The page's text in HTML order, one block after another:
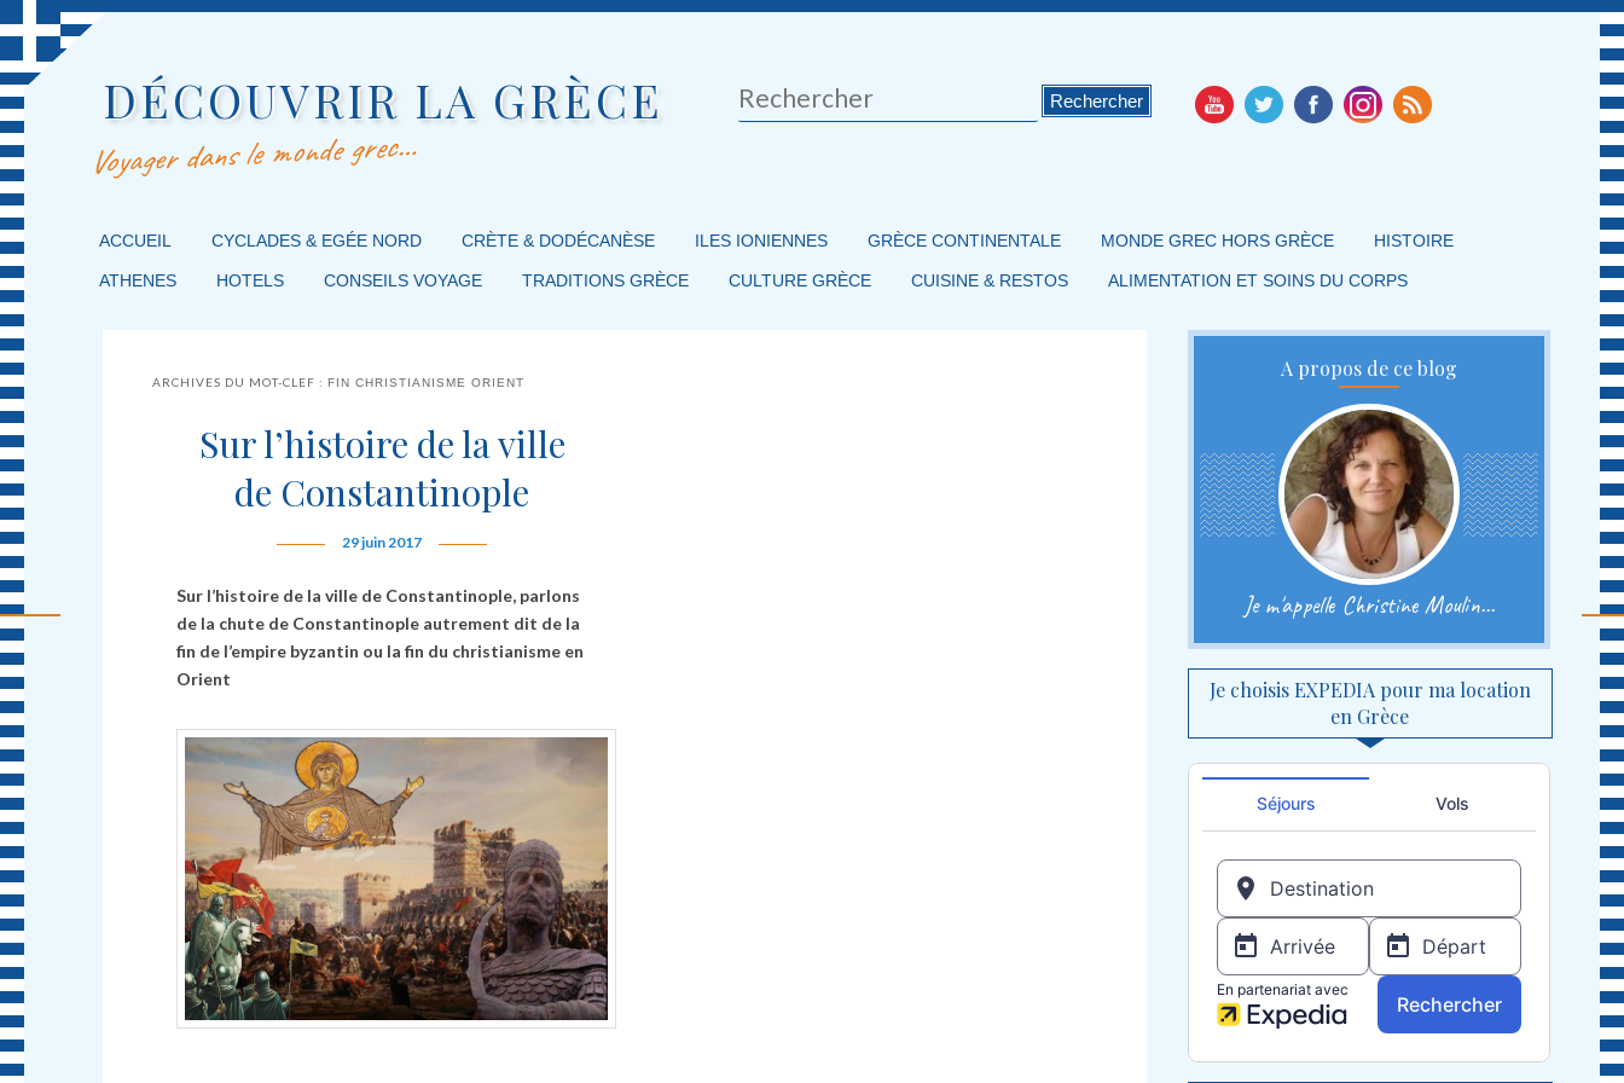
DÉCOUVRIR LA GRÈCE
Voyager dans le monde grec…
Rechercher
MENU PRINCIPAL
MASQUER LA NAVIGATION PRINCIPALE
MASQUER LA NAVIGATION SECONDAIRE
ACCUEIL CYCLADES & EGÉE NORD CRÈTE & DODÉCANÈSE ILES IONIENNES GRÈCE CONTINENTALE MONDE GREC HORS GRÈCE HISTOIRE
ATHENES HOTELS CONSEILS VOYAGE TRADITIONS GRÈCE CULTURE GRÈCE CUISINE & RESTOS ALIMENTATION ET SOINS DU CORPS
ARCHIVES DU MOT-CLEF :FIN CHRISTIANISME ORIENT
Sur l’histoire de la ville
de Constantinople
29 juin 2017
Sur l’histoire de la ville de Constantinople, parlons
de la chute de Constantinople autrement dit de la
fin de l’empire byzantin ou la fin du christianisme en
Orient
A propos de ce blog
Je m'appelle Christine Moulin...
Je choisis EXPEDIA pour ma location
en Grèce